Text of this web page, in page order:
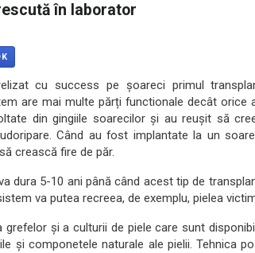
în laborator
cu success pe șoareci primul
are mai multe părți functionale decât orice
din gingiile soarecilor și au reușit să
Când au fost implantate la un
crească fire de păr.
dura 5-10 ani până când acest tip de
va putea recreea, de exemplu, pielea
și a culturii de piele care sunt
și componetele naturale ale pielii. Tehnica